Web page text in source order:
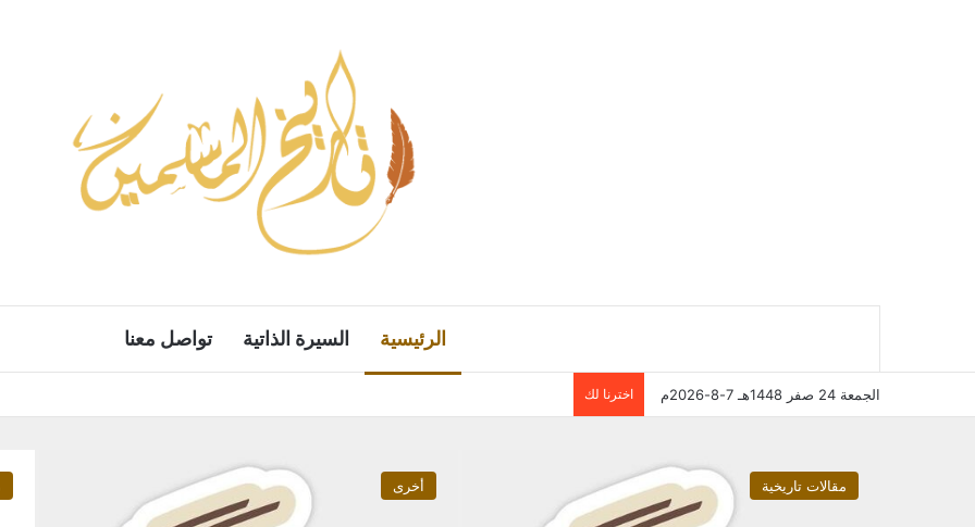
الرئيسية السيرة الذاتية تواصل معنا
الجمعة 24 صفر 1448هـ 7-8-2026م اخترنا لك
مقالات تاريخية أخرى